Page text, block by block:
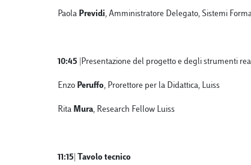
Paola Previdi, Amministratore Delegato, Sistemi
10:45 | Presentazione del progetto e degli strumenti
Enzo Peruffo, Prorettore per la Didattica, Luiss
Rita Mura, Research Fellow Luiss
11:15| Tavolo tecnico